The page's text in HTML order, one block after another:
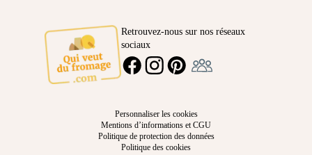
Retrouvez-nous sur nos réseaux
sociaux
FACEBOOKINSTAGRAMPINTEREST
Personnaliser les cookies
Mentions d’informations et CGU
Politique de protection des données
Politique des cookies